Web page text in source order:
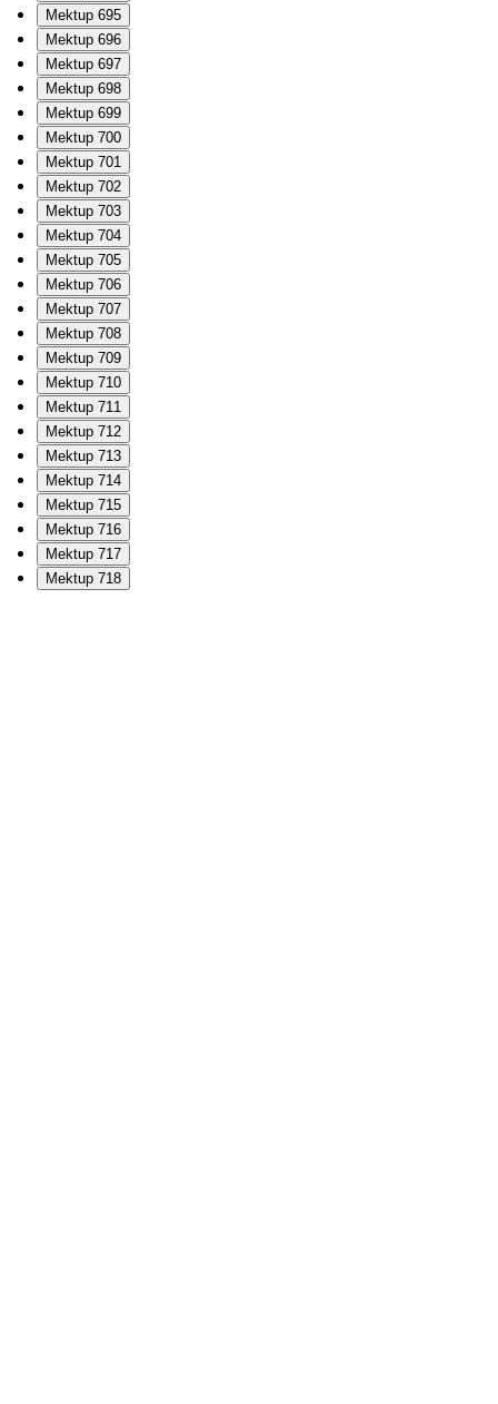
Mektup 695
Mektup 696
Mektup 697
Mektup 698
Mektup 699
Mektup 700
Mektup 701
Mektup 702
Mektup 703
Mektup 704
Mektup 705
Mektup 706
Mektup 707
Mektup 708
Mektup 709
Mektup 710
Mektup 711
Mektup 712
Mektup 713
Mektup 714
Mektup 715
Mektup 716
Mektup 717
Mektup 718